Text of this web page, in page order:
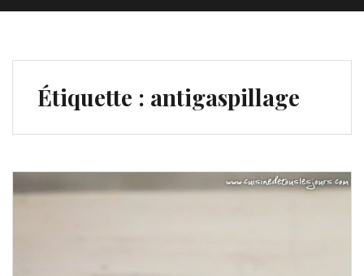
Étiquette : antigaspillage